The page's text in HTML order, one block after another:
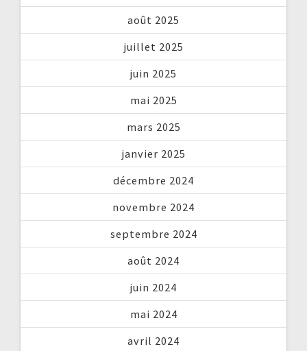
août 2025
juillet 2025
juin 2025
mai 2025
mars 2025
janvier 2025
décembre 2024
novembre 2024
septembre 2024
août 2024
juin 2024
mai 2024
avril 2024